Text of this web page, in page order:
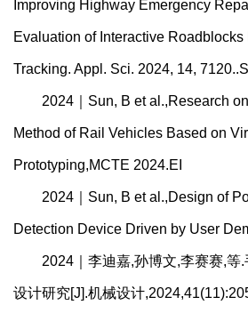
Improving Highway Emergency
Evaluation of Interactive
Tracking. Appl. Sci. 2024, 14,
2024｜Sun, B et al.,Research on
Method of Rail Vehicles Based on
Prototyping,MCTE 2024.EI
2024｜Sun, B et al.,Design of
Detection Device Driven by User
2024｜李迪嘉,孙博文,李赛赛,等.
设计研究[J].机械设计